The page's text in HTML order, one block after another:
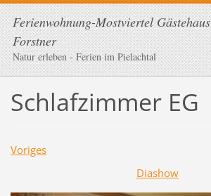
Ferienwohnung-Mostviertel Gästehaus
Forstner
Natur erleben - Ferien im Pielachtal
Schlafzimmer EG
Voriges
Diashow